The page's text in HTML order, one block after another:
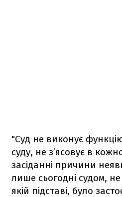
"Суд не виконує
суду, не з’ясовує в
засіданні причини
лише сьогодні судом,
якій підставі, було